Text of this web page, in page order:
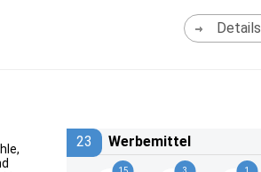
Details
23 Werbemittel